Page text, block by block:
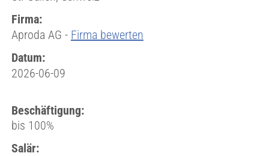
Firma:
Aproda AG - Firma bewerten
Datum:
2026-06-09
Beschäftigung:
bis 100%
Salär: